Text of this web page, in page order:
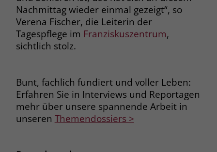
Nachmittag wieder einmal gezeigt“, so
Verena Fischer, die Leiterin der
Tagespflege im Franziskuszentrum,
sichtlich stolz.
Bunt, fachlich fundiert und voller Leben:
Erfahren Sie in Interviews und Reportagen
mehr über unsere spannende Arbeit in
unseren Themendossiers >
Zweck
This cookie, set by Cloudflare, is used to
support Cloudflare Bot Management.
Laufzeit Session
Zweck
Behält die Zustände des Benutzers bei
Zweck Enthält eine zufallsgenerierte User-ID.
Name _gcl_aw
Laufzeit 90 Tage
Dieses Cookie wird gesetzt, wenn ein
User über einen Klick auf eine Google